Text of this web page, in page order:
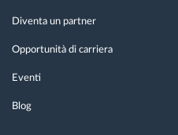
Diventa un partner
Opportunità di carriera
Eventi
Blog